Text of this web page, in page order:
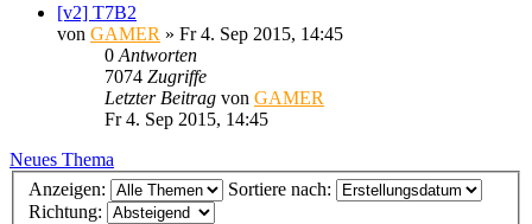
[v2] T7B2
von GAMER » Fr 4. Sep 2015, 14:45
0 Antworten
7074 Zugriffe
Letzter Beitrag von GAMER
Fr 4. Sep 2015, 14:45
Neues Thema
Anzeigen:
Sortiere nach:
Richtung: